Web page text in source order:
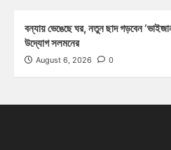
বন্যায় ভেঙেছে ঘর, নতুন ছাদ গড়বেন
উদ্যোগ সলমনের
August 6, 2026 0